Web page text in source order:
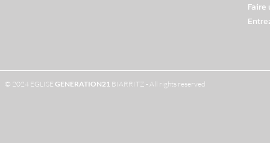
Faire
© 2024 EGLISE GENERATION21 BIARRITZ - All rights reserved